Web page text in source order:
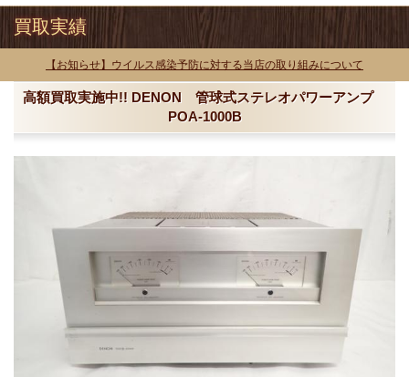
買取実績
【お知らせ】ウイルス感染予防に対する当店の取り組みについて
高額買取実施中!! DENON 管球式ステレオパワーアンプ
POA-1000B